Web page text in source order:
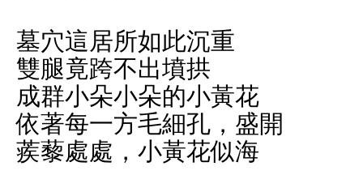
墓穴這居所如此沉重
雙腿竟跨不出墳拱
成群小朵小朵的小黃花
依著每一方毛細孔，盛開
蒺藜處處，小黃花似海